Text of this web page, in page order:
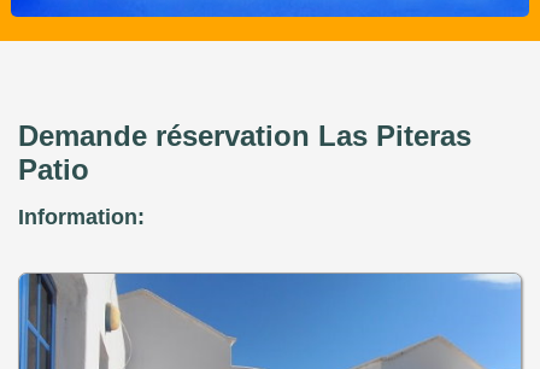
Demande réservation Las Piteras
Patio
Information: